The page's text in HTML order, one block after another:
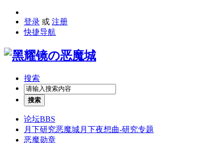
登录 或 注册
快捷导航
搜索
搜索
论坛BBS
月下研究恶魔城月下夜想曲-研究专题
恶魔勋章